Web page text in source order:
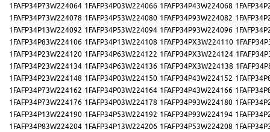
1FAFP34P73W224064 1FAFP34P03W224066 1FAFP34P43W224068
1FAFP34P73W224078 1FAFP34P53W224080 1FAFP34P93W224082
1FAFP34P13W224092 1FAFP34P53W224094 1FAFP34P93W224096
1FAFP34P83W224106 1FAFP34P13W224108 1FAFP34PX3W224110
1FAFP34P23W224120 1FAFP34P63W224122 1FAFP34PX3W224124
1FAFP34P23W224134 1FAFP34P63W224136 1FAFP34PX3W224138
1FAFP34P23W224148 1FAFP34P03W224150 1FAFP34P43W224152
1FAFP34P73W224162 1FAFP34P03W224164 1FAFP34P43W224166
1FAFP34P73W224176 1FAFP34P03W224178 1FAFP34P93W224180
1FAFP34P13W224190 1FAFP34P53W224192 1FAFP34P93W224194
1FAFP34P83W224204 1FAFP34P13W224206 1FAFP34P53W224208